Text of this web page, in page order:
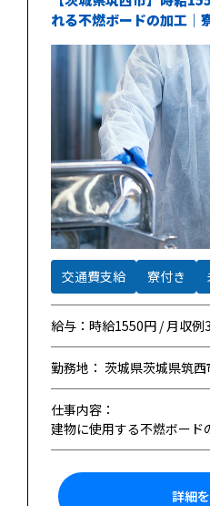
れる不燃ボードの加工｜
交通費支給 寮付き
給与：時給1550円 / 月収例
勤務地： 茨城県茨城県筑西
仕事内容：
建物に使用する不燃ボード
詳細